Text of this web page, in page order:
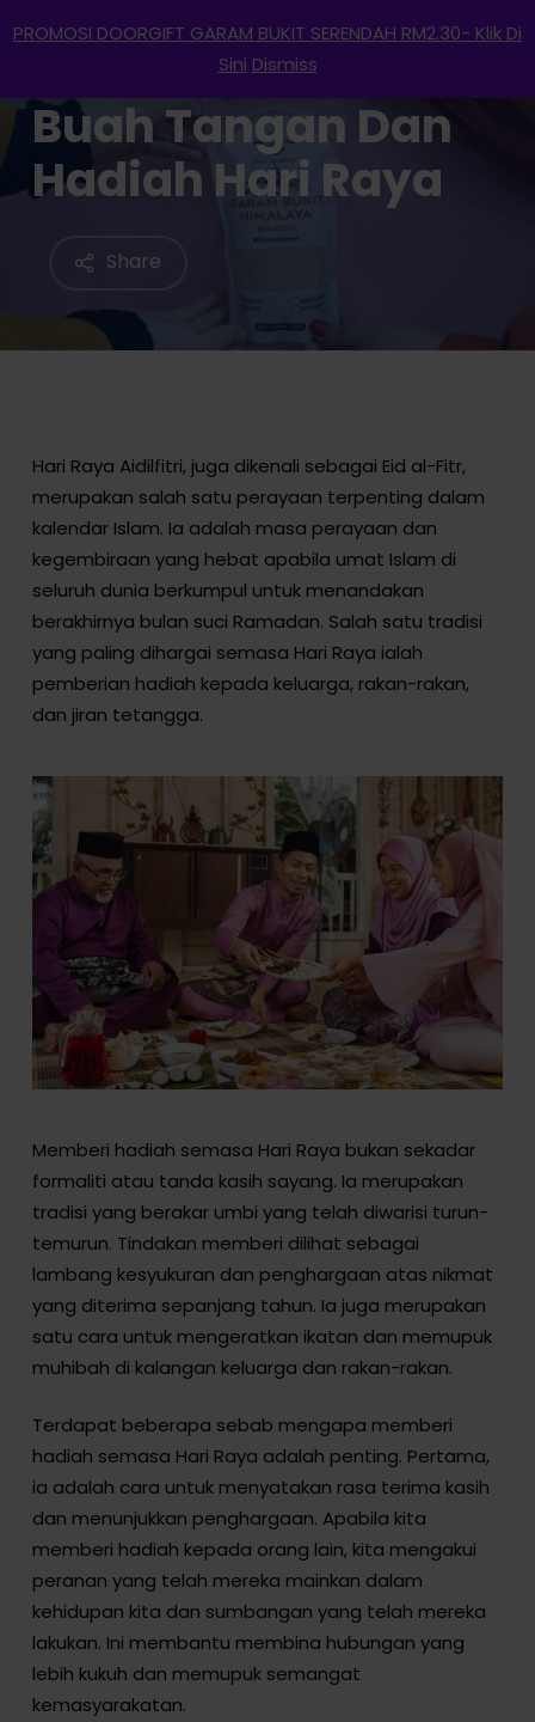
PROMOSI DOORGIFT GARAM BUKIT SERENDAH RM2.30- Klik Di
Sini Dismiss
to
contentBuah Tangan Dan
Hadiah Hari Raya
Share
Hari Raya Aidilfitri, juga dikenali sebagai Eid al-Fitr,
merupakan salah satu perayaan terpenting dalam
kalendar Islam. Ia adalah masa perayaan dan
kegembiraan yang hebat apabila umat Islam di
seluruh dunia berkumpul untuk menandakan
berakhirnya bulan suci Ramadan. Salah satu tradisi
yang paling dihargai semasa Hari Raya ialah
pemberian hadiah kepada keluarga, rakan-rakan,
dan jiran tetangga.
Memberi hadiah semasa Hari Raya bukan sekadar
formaliti atau tanda kasih sayang. Ia merupakan
tradisi yang berakar umbi yang telah diwarisi turun-
temurun. Tindakan memberi dilihat sebagai
lambang kesyukuran dan penghargaan atas nikmat
yang diterima sepanjang tahun. Ia juga merupakan
satu cara untuk mengeratkan ikatan dan memupuk
muhibah di kalangan keluarga dan rakan-rakan.
Terdapat beberapa sebab mengapa memberi
hadiah semasa Hari Raya adalah penting. Pertama,
ia adalah cara untuk menyatakan rasa terima kasih
dan menunjukkan penghargaan. Apabila kita
memberi hadiah kepada orang lain, kita mengakui
peranan yang telah mereka mainkan dalam
kehidupan kita dan sumbangan yang telah mereka
lakukan. Ini membantu membina hubungan yang
lebih kukuh dan memupuk semangat
kemasyarakatan.